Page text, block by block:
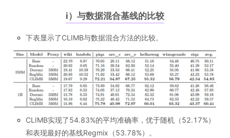
i）与数据混合基线的比较
下表显示了CLIMB与数据混合方法的比较。
CLIMB实现了54.83%的平均准确率，优于随机（52.17%）
和表现最好的基线Regmix（53.78%）。